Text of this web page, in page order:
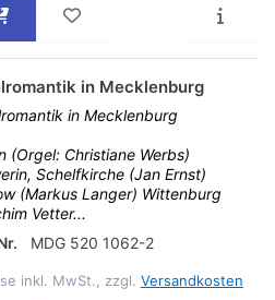
in Mecklenburg
in Mecklenburg
(Orgel: Christiane Werbs)
Schelfkirche (Jan Ernst)
(Markus Langer) Wittenburg
Vetter...
MDG 520 1062-2
inkl. MwSt., zzgl. Versandkosten